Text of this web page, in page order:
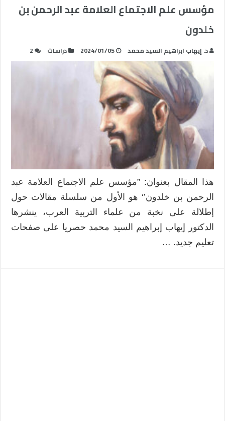
مؤسس علم الاجتماع العلامة عبد الرحمن بن
خلدون
د. إيهاب ابراهيم السيد محمد 2024/01/05 دراسات 2
هذا المقال بعنوان: ”مؤسس علم الاجتماع العلامة عبد
الرحمن بن خلدون’‘ هو الأول من سلسلة مقالات حول
إطلالة على نخبة من علماء التربية العرب، ينشرها
الدكتور إيهاب إبراهيم السيد محمد حصريا على صفحات
تعليم جديد. …